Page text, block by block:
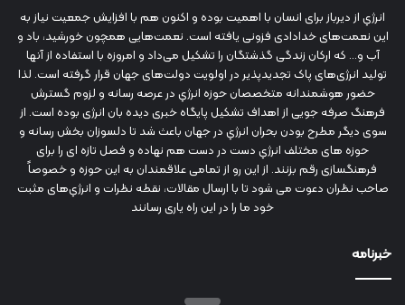
انرژي‌ از دیرباز برای انسان با اهمیت بوده و اکنون هم با افزایش جمعیت نیاز به
این نعمت‌های خدادادی فزونی یافته است. نعمت‌هایی همچون خورشید، باد و
آب و... که ارکان زندگی گذشتگان را تشکیل می‌داد و امروزه با استفاده از آنها
تولید انرژی‌های پاک تجدیدپذیر در اولویت دولت‌های جهان قرار گرفته است. لذا
حضور هوشمندانه متخصصان حوزه انرژي در عرصه رسانه و لزوم گسترش
فرهنگ صرفه جویی از اهداف تشکیل پایگاه خبری دیده بان انرژی بوده است. از
سوی دیگر مطرح بودن بحران انرژي در جهان باعث شد تا دلسوزان بخش رسانه و
حوزه های مختلف انرژي دست در دست هم نهاده و فصل تازه ای را برای
فرهنگسازی رقم بزنند. از این رو از تمامی علاقمندان به این حوزه و خصوصاً
صاحب نظران دعوت می شود تا با ارسال مقالات، نقطه نظرات و انرژي‌های مثبت
خود ما را در این راه یاری رسانند
خبرنامه